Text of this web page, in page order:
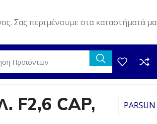
Σας περιμένουμε στα καταστήματά
F2,6 CAP,
PARSUN